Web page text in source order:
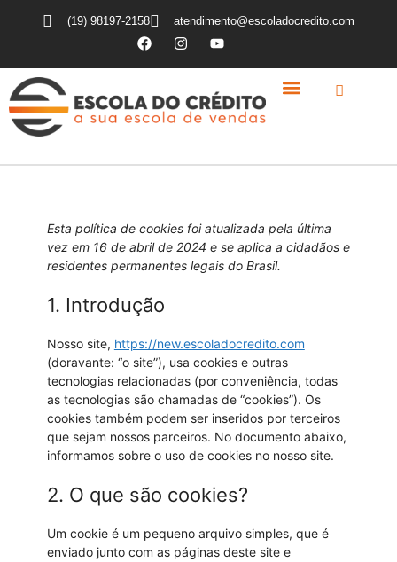
(19) 98197-2158 atendimento@escoladocredito.com
Esta política de cookies foi atualizada pela última
vez em 16 de abril de 2024 e se aplica a cidadãos e
residentes permanentes legais do Brasil.
1. Introdução
Nosso site, https://new.escoladocredito.com
(doravante: “o site”), usa cookies e outras
tecnologias relacionadas (por conveniência, todas
as tecnologias são chamadas de “cookies”). Os
cookies também podem ser inseridos por terceiros
que sejam nossos parceiros. No documento abaixo,
informamos sobre o uso de cookies no nosso site.
2. O que são cookies?
Um cookie é um pequeno arquivo simples, que é
enviado junto com as páginas deste site e